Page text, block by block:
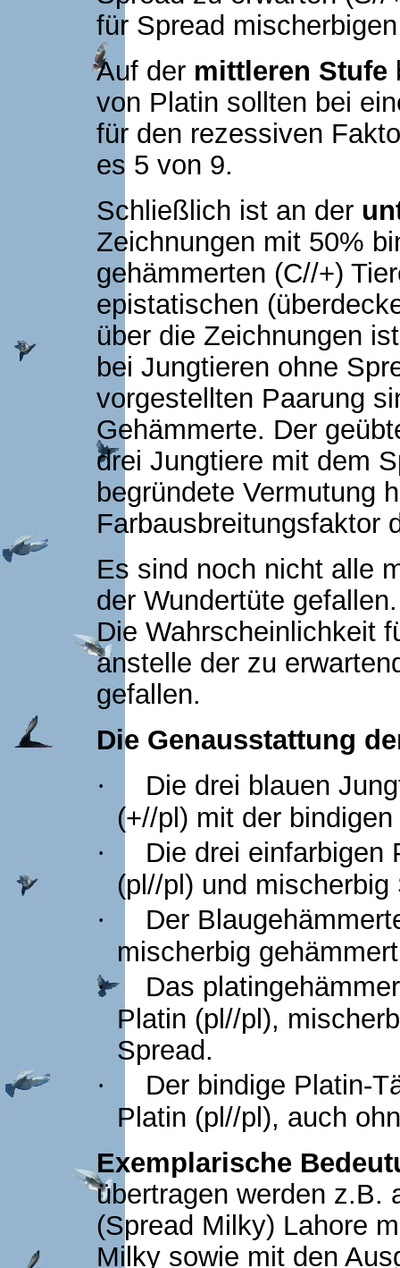
für Spread
Auf der mittleren Stufe
von Platin sollten bei
für den rezessiven
es 5 von 9.
Schließlich ist an der
Zeichnungen mit 50%
gehämmerten (C//+)
epistatischen
über die Zeichnungen
bei Jungtieren ohne
vorgestellten Paarung
Gehämmerte. Der
drei Jungtiere mit dem
begründete Vermutung
Farbausbreitungsfaktor
Es sind noch nicht alle
der Wundertüte
Die Wahrscheinlichkeit
anstelle der zu
gefallen.
Die Genausstattung
·
Die drei blauen
(+//pl) mit der
·
Die drei einfarbigen
(pl//pl) und
·
Der
mischerbig
·
Das
Platin (pl//pl),
Spread.
·
Der bindige Platin-
Platin (pl//pl), auch
Exemplarische
übertragen werden z.B.
(Spread Milky) Lahore
Milky sowie mit den